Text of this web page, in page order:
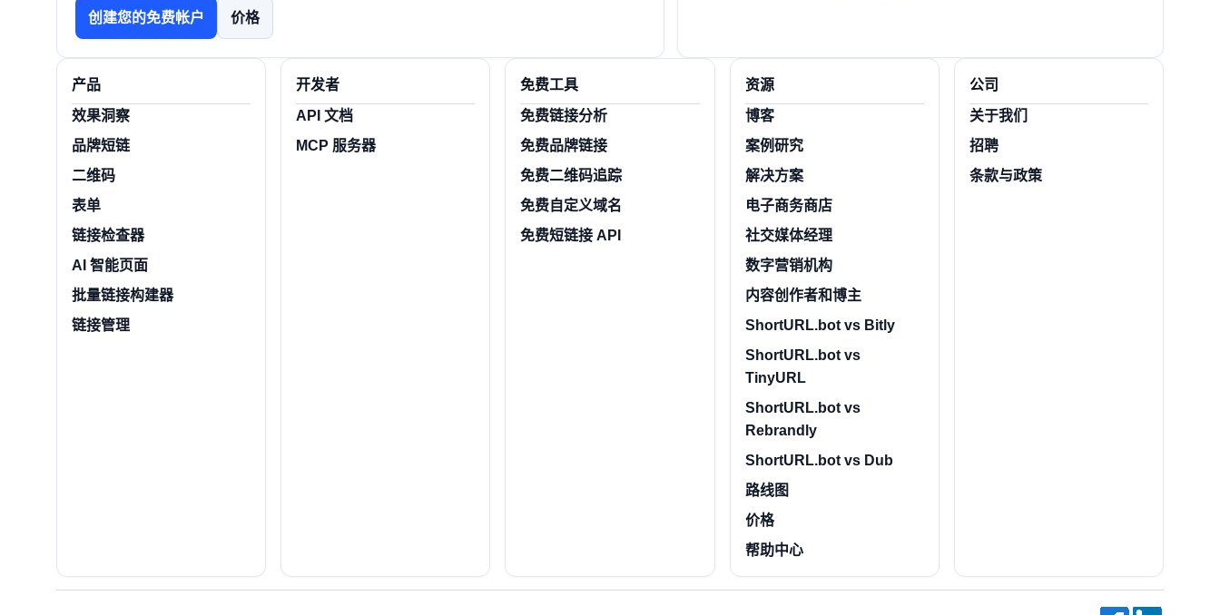
创建您的免费帐户 价格
产品
效果洞察
品牌短链
二维码
表单
链接检查器
AI 智能页面
批量链接构建器
链接管理
开发者
API 文档
MCP 服务器
免费工具
免费链接分析
免费品牌链接
免费二维码追踪
免费自定义域名
免费短链接 API
资源
博客
案例研究
解决方案
电子商务商店
社交媒体经理
数字营销机构
内容创作者和博主
ShortURL.bot vs Bitly
ShortURL.bot vs
TinyURL
ShortURL.bot vs
Rebrandly
ShortURL.bot vs Dub
路线图
价格
帮助中心
公司
关于我们
招聘
条款与政策